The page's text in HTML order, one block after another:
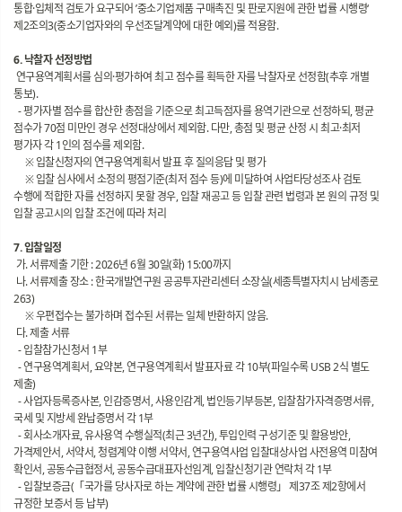
통합·입체적 검토가 요구되어 ’중소기업제품 구매촉진 및 판로지원에 관한 법률 시행령‘
제2조의3(중소기업자와의 우선조달계약에 대한 예외)를 적용함.
6. 낙찰자 선정방법
연구용역계획서를 심의·평가하여 최고 점수를 획득한 자를 낙찰자로 선정함(추후 개별
통보).
- 평가자별 점수를 합산한 총점을 기준으로 최고득점자를 용역기관으로 선정하되, 평균
점수가 70점 미만인 경우 선정대상에서 제외함. 다만, 총점 및 평균 산정 시 최고·최저
평가자 각 1인의 점수를 제외함.
※ 입찰신청자의 연구용역계획서 발표 후 질의응답 및 평가
※ 입찰 심사에서 소정의 평점기준(최저 점수 등)에 미달하여 사업타당성조사 검토
수행에 적합한 자를 선정하지 못할 경우, 입찰 재공고 등 입찰 관련 법령과 본 원의 규정 및
입찰 공고시의 입찰 조건에 따라 처리
7. 입찰일정
가. 서류제출 기한 : 2026년 6월 30일(화) 15:00까지
나. 서류제출 장소 : 한국개발연구원 공공투자관리센터 소장실(세종특별자치시 남세종로
263)
※ 우편접수는 불가하며 접수된 서류는 일체 반환하지 않음.
다. 제출 서류
- 입찰참가신청서 1부
- 연구용역계획서, 요약본, 연구용역계획서 발표자료 각 10부(파일수록 USB 2식 별도
제출)
- 사업자등록증사본, 인감증명서, 사용인감계, 법인등기부등본, 입찰참가자격증명서류,
국세 및 지방세 완납증명서 각 1부
- 회사소개자료, 유사용역 수행실적(최근 3년간), 투입인력 구성기준 및 활용방안,
가격제안서, 서약서, 청렴계약 이행 서약서, 연구용역사업 입찰대상사업 사전용역 미참여
확인서, 공동수급협정서, 공동수급대표자선임계, 입찰신청기관 연락처 각 1부
- 입찰보증금(「국가를 당사자로 하는 계약에 관한 법률 시행령」 제37조 제2항에서
규정한 보증서 등 납부)